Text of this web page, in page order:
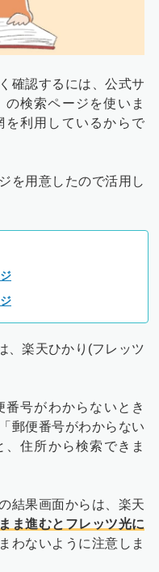
確認するには、公式サ
検索ページを使いま
を利用しているからで
を用意したので活用し
、楽天ひかり(フレッツ
号がわからないとき
郵便番号がわからない
住所から検索できま
結果画面からは、楽天
ま進むとフレッツ光に
わないように注意しま